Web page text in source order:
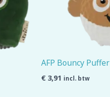
AFP Bouncy Puffer
€ 3,91 incl. btw